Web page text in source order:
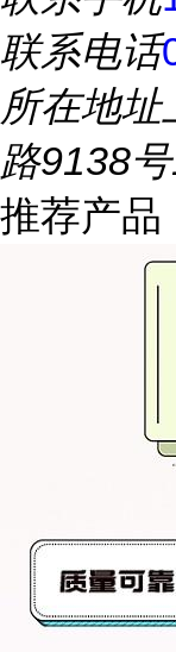
联系电话
所在地址
路9138
推荐产品